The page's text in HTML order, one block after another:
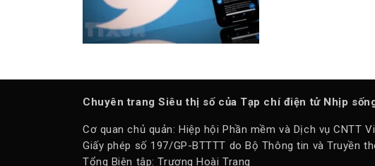
Chuyên trang Siêu thị số của Tạp chí điện tử Nhịp
Cơ quan chủ quản: Hiệp hội Phần mềm và Dịch vụ CNTT
Giấy phép số 197/GP-BTTTT do Bộ Thông tin và Truyền
Tổng Biên tập: Trương Hoài Trang